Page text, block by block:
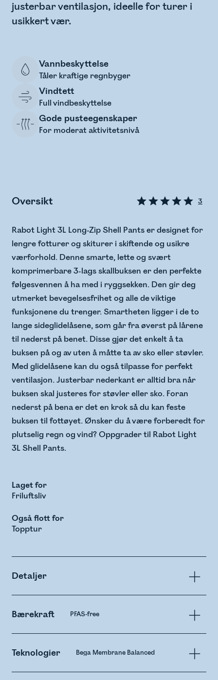
justerbar ventilasjon, ideelle for turer i
usikkert vær.
Vannbeskyttelse
Tåler kraftige regnbyger
Vindtett
Full vindbeskyttelse
Gode pusteegenskaper
For moderat aktivitetsnivå
Oversikt 3
Rabot Light 3L Long-Zip Shell Pants er designet for
lengre fotturer og skiturer i skiftende og usikre
værforhold. Denne smarte, lette og svært
komprimerbare 3-lags skallbuksen er den perfekte
følgesvennen å ha med i ryggsekken. Den gir deg
utmerket bevegelsesfrihet og alle de viktige
funksjonene du trenger. Smartheten ligger i de to
lange sideglidelåsene, som går fra øverst på lårene
til nederst på benet. Disse gjør det enkelt å ta
buksen på og av uten å måtte ta av sko eller støvler.
Med glidelåsene kan du også tilpasse for perfekt
ventilasjon. Justerbar nederkant er alltid bra når
buksen skal justeres for støvler eller sko. Foran
nederst på bena er det en krok så du kan feste
buksen til fottøyet. Ønsker du å være forberedt for
plutselig regn og vind? Oppgrader til Rabot Light
3L Shell Pants.
Laget for
Friluftsliv
Også flott for
Topptur
Detaljer
Bærekraft PFAS-free
Teknologier Bega Membrane Balanced